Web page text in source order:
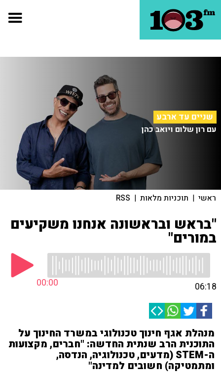
שניים עד ארבע
עם רון שלום ויואב כהן
ראשי | תוכניות מלאות |
RSS
"בראש ובראשונה אנחנו משקיעים
במורים"
00:00 06:18
מנהלת אגף חינוך טכנולוגי במשרד החינוך על
התוכנית הרב שנתית החדשה: "חברים, מקצועות
ה-STEM (מדעים, טכנולוגיה, הנדסה,
ומתמטיקה) חשובים למדינה"